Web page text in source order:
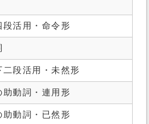
段活用・命令形
二段活用・未然形
助動詞・連用形
助動詞・已然形